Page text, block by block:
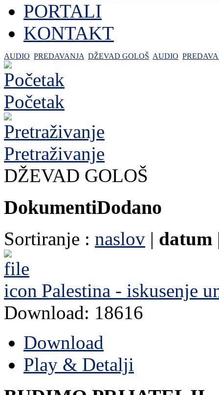
PORTALI
KONTAKT
AUDIO PREDAVANJA DŽEVAD GOLOŠ AUDIO
Početak
Pretraživanje
DŽEVAD GOLOŠ
DokumentiDodano
Sortiranje : naslov | datum
Palestina - iskusenje
Download: 18616
Download
Play & Detalji